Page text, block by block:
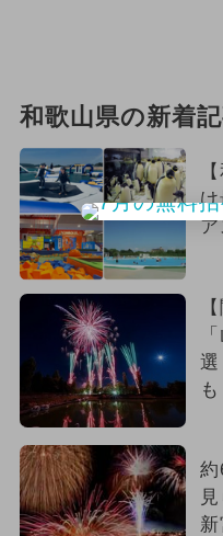
和歌山県の新着
ア
選
も